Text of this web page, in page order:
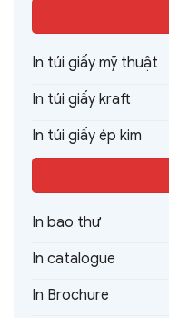
In túi giấy mỹ thuật
In túi giấy kraft
In túi giấy ép kim
In bao thư
In catalogue
In Brochure